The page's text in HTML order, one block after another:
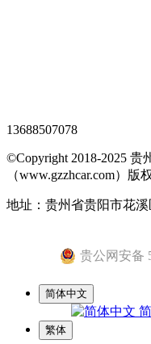
13688507078
©Copyright 2018-2025 贵
（www.gzzhcar.com）版
地址：贵州省贵阳市花溪
贵公网安备
简体中文
繁体